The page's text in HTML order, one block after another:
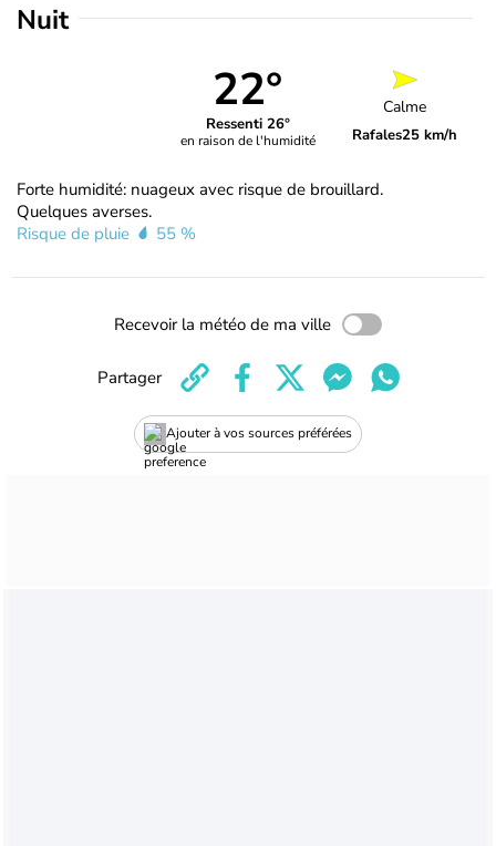
Nuit
22°
Ressenti 26°
en raison de l'humidité
Calme
Rafales25 km/h
Forte humidité: nuageux avec risque de brouillard.
Quelques averses.
Risque de pluie
55 %
Recevoir la météo de ma ville
Ajouter à vos sources préférées
Partager